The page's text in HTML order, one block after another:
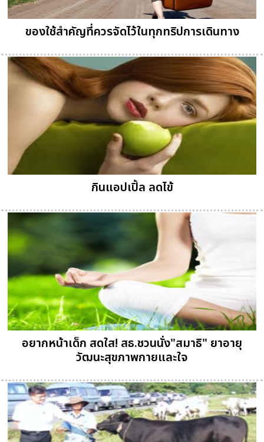
ของใช้สำคัญที่ควรจัดไว้ในทุกทริปการเดินทาง
กินแอปเปิ้ล ลดไข้
อยากหน้าเด็ก สดใส! สธ.ชวนนั่ง"สมาธิ" ยาอายุ
วัฒนะสุขภาพกายและใจ